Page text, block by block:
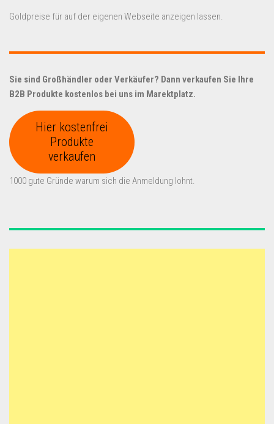
Goldpreise für auf der eigenen Webseite anzeigen lassen.
Sie sind Großhändler oder Verkäufer? Dann verkaufen Sie Ihre
B2B Produkte kostenlos bei uns im Marektplatz.
Hier kostenfrei
Produkte
verkaufen
1000 gute Gründe warum sich die Anmeldung lohnt.